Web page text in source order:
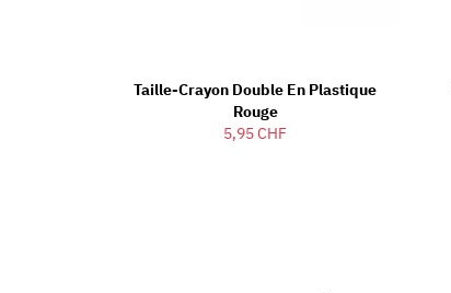
Taille-Crayon Double En Plastique
Rouge
5,95 CHF